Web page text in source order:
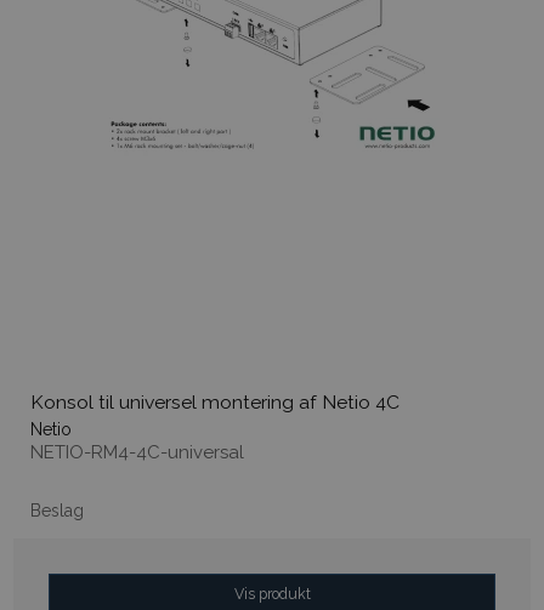
Konsol til universel montering af Netio 4C
Netio
NETIO-RM4-4C-universal
Beslag
Vis produkt